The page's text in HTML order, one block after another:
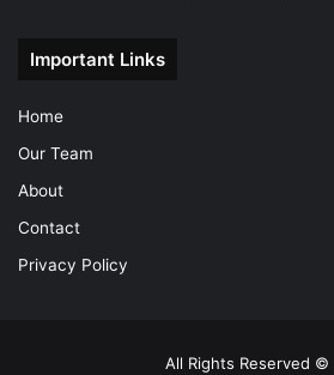
Important Links
Home
Our Team
About
Contact
Privacy Policy
All Rights Reserved ©